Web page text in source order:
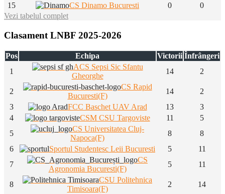
15
CS Dinamo Bucuresti 0
0
Vezi tabelul complet
Clasament LNBF 2025-2026
Pos Echipa Victorii Înfrângeri
1
ACS Sepsi Sic Sfantu
Gheorghe
14 2
2
CS Rapid
Bucuresti(F)
14
2
3
FCC Baschet UAV Arad 13
3
4
CSM CSU Targoviste 11
5
5
CS Universitatea Cluj-
Napoca(F)
8
8
6
Sportul Studentesc Leii Bucuresti 5
11
7
CS
Agronomia Bucuresti(F)
5 11
8
CSU Politehnica
Timisoara(F)
2
14